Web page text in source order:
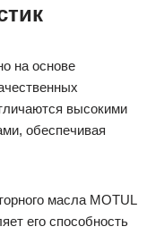
на основе
высокими
обеспечивая
масла MOTUL
его способность